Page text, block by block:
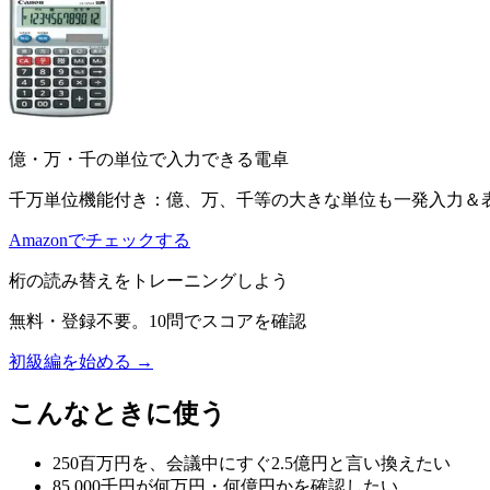
億・万・千の単位で入力できる電卓
千万単位機能付き：億、万、千等の大きな単位も一発入力＆
Amazonでチェックする
桁の読み替えをトレーニングしよう
無料・登録不要。10問でスコアを確認
初級編を始める →
こんなときに使う
250百万円を、会議中にすぐ2.5億円と言い換えたい
85,000千円が何万円・何億円かを確認したい